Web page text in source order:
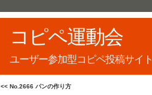
コピペ運動会
ユーザー参加型コピペ投稿サイト
<< No.2666 パンの作り方